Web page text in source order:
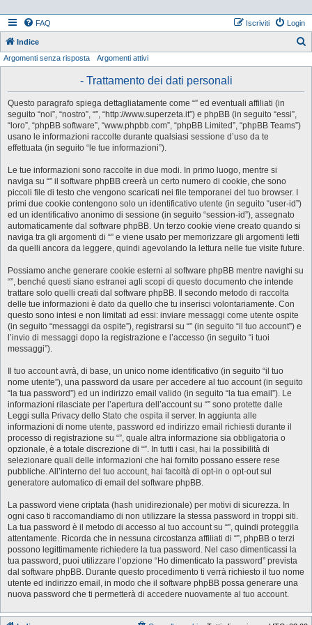
FAQ Login
Iscriviti
Indice
Argomenti senza risposta Argomenti attivi
- Trattamento dei dati personali
Questo paragrafo spiega dettagliatamente come “” ed eventuali affiliati (in
seguito “noi”, “nostro”, “”, “http://www.superzeta.it”) e phpBB (in seguito “essi”,
“loro”, “phpBB software”, “www.phpbb.com”, “phpBB Limited”, “phpBB Teams”)
usano le informazioni raccolte durante qualsiasi sessione d’uso da te
effettuata (in seguito “le tue informazioni”).
Le tue informazioni sono raccolte in due modi. In primo luogo, mentre si
naviga su “” il software phpBB creerà un certo numero di cookie, che sono
piccoli file di testo che vengono scaricati nei file temporanei del tuo browser. I
primi due cookie contengono solo un identificativo utente (in seguito “user-id”)
ed un identificativo anonimo di sessione (in seguito “session-id”), assegnato
automaticamente dal software phpBB. Un terzo cookie viene creato quando si
naviga tra gli argomenti di “” e viene usato per memorizzare gli argomenti letti
da quelli ancora da leggere, quindi agevolando la lettura nelle tue visite future.
Possiamo anche generare cookie esterni al software phpBB mentre navighi su
“”, benché questi siano estranei agli scopi di questo documento che intende
trattare solo quelli creati dal software phpBB. Il secondo metodo di raccolta
delle tue informazioni è dato da quello che tu inserisci volontariamente. Con
questo sono intesi e non limitati ad essi: inviare messaggi come utente ospite
(in seguito “messaggi da ospite”), registrarsi su “” (in seguito “il tuo account”) e
l’invio di messaggi dopo la registrazione e l’accesso (in seguito “i tuoi
messaggi”).
Il tuo account avrà, di base, un unico nome identificativo (in seguito “il tuo
nome utente”), una password da usare per accedere al tuo account (in seguito
“la tua password”) ed un indirizzo email valido (in seguito “la tua email”). Le
informazioni rilasciate per l’apertura dell’account su “” sono protette dalle
Leggi sulla Privacy dello Stato che ospita il server. In aggiunta alle
informazioni di nome utente, password ed indirizzo email richiesti durante il
processo di registrazione su “”, quale altra informazione sia obbligatoria o
opzionale, è a totale discrezione di “”. In tutti i casi, hai la possibilità di
selezionare quali delle informazioni che hai fornito possano essere rese
pubbliche. All’interno del tuo account, hai facoltà di opt-in o opt-out sul
generatore automatico di email del software phpBB.
La password viene criptata (hash unidirezionale) per motivi di sicurezza. In
ogni caso ti raccomandiamo di non utilizzare la stessa password in troppi siti.
La tua password è il metodo di accesso al tuo account su “”, quindi proteggila
attentamente. Ricorda che in nessuna circostanza affiliati di “”, phpBB o terzi
possono legittimamente richiedere la tua password. Nel caso dimenticassi la
tua password, puoi utilizzare l’opzione “Ho dimenticato la password” prevista
dal software phpBB. Durante questo procedimento ti verrà richiesto il tuo nome
utente ed indirizzo email, in modo che il software phpBB possa generare una
nuova password che ti permetterà di accedere nuovamente al tuo account.